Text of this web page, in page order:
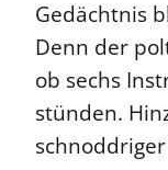
Gedächtnis
Denn der
ob sechs
stünden.